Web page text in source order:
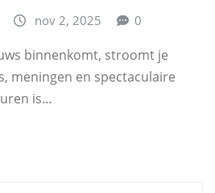
nov 2, 2025 0
binnenkomt, stroomt je
meningen en spectaculaire
is…